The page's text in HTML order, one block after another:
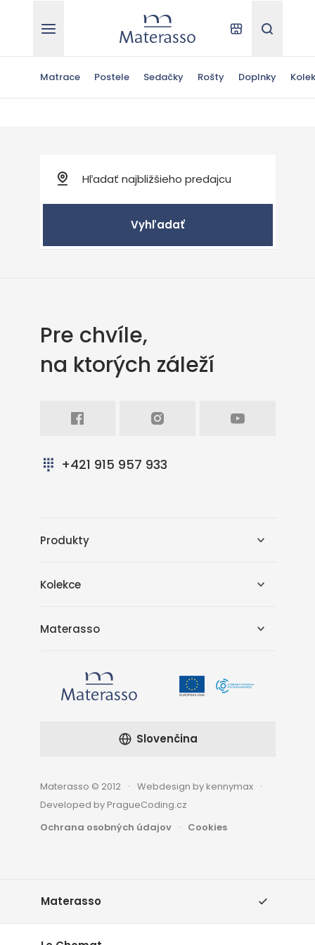
Materasso Kde kúpiťHľadať
Matrace Postele Sedačky Rošty Doplnky
Vyhľadať
Pre chvíle,
na ktorých záleží
+421 915 957 933
Produkty
Kolekce
Materasso
Materasso © 2012
Webdesign by kennymax
Developed by PragueCoding.cz
Ochrana osobných údajov
Cookies
Slovenčina
Materasso